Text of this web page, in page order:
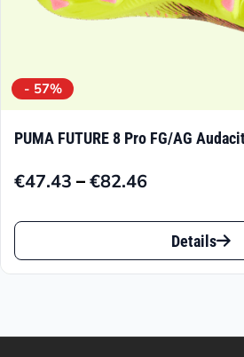
werden
- 57%
PUMA FUTURE 8 Pro FG/AG
€47.43 –€82.46
Preisspanne:
€47.43
€82.46
Dieses
Produkt
Details